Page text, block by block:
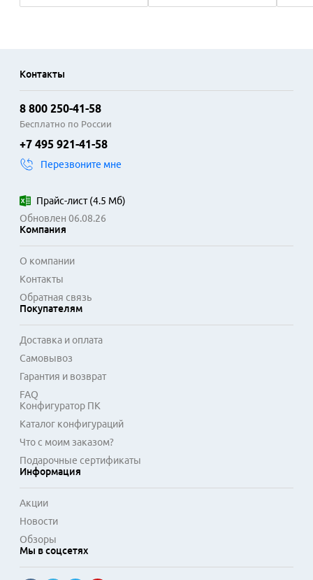
Контакты
8 800 250-41-58
Бесплатно по России
+7 495 921-41-58
Перезвоните мне
Прайс-лист(4.5 Мб)
Обновлен 06.08.26
Компания
О компании
Контакты
Обратная связь
Покупателям
Доставка и оплата
Самовывоз
Гарантия и возврат
FAQ
Конфигуратор ПК
Каталог конфигураций
Что с моим заказом?
Подарочные сертификаты
Информация
Акции
Новости
Обзоры
Мы в соцсетях